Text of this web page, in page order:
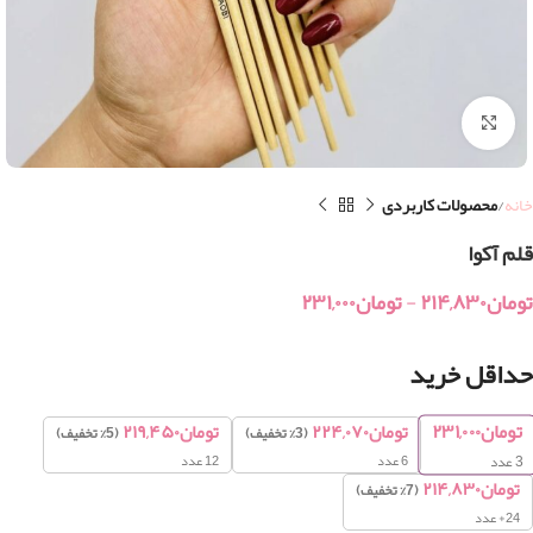
بزرگنمایی تصویر
خانه محصولات کاربردی
قلم آکوا
تومان۲۱۴,۸۳۰-تومان۲۳۱,۰۰۰
حداقل خرید
تومان۲۳۱,۰۰۰
3عدد
تومان۲۲۴,۰۷۰(3% تخفیف)
6 عدد
تومان۲۱۹,۴۵۰(5% تخفیف)
12 عدد
تومان۲۱۴,۸۳۰(7% تخفیف)
24+ عدد